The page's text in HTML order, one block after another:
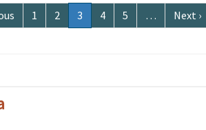
Página
1 Página
2
Página
atual
3 Página
4 Página
5 …
Próxima
página
Next ›